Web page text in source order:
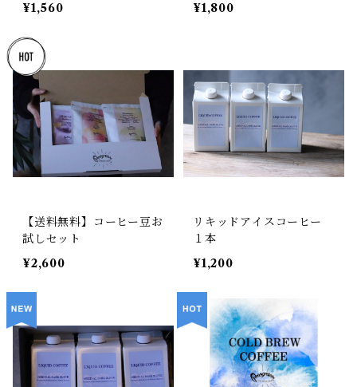
¥1,560 ¥1,800
【送料無料】コーヒー豆お
試しセット
¥2,600
リキッドアイスコーヒー
１本
¥1,200